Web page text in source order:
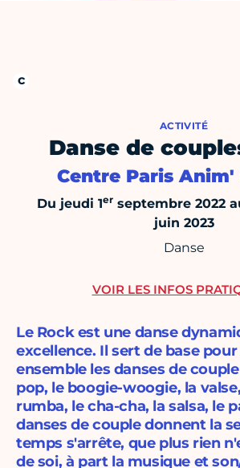
ACTIVITÉ
Danse de
Centre Paris Anim'
Du jeudi 1er septembre 2022
juin 2023
Danse
Le Rock est une danse
excellence. Il sert de base
ensemble les danses de
pop, le boogie-woogie, la
rumba, le cha-cha, la salsa, le
danses de couple donnent la
temps s'arrête, que plus rien
de soi, à part la musique et
VOIR LES INFOS